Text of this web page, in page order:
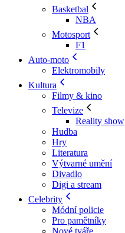
Basketbal
NBA
Motosport
F1
Auto-moto
Elektromobily
Kultura
Filmy & kino
Televize
Reality show
Hudba
Hry
Literatura
Výtvarné umění
Divadlo
Digi a stream
Celebrity
Módní policie
Pro pamětníky
Nové tváře